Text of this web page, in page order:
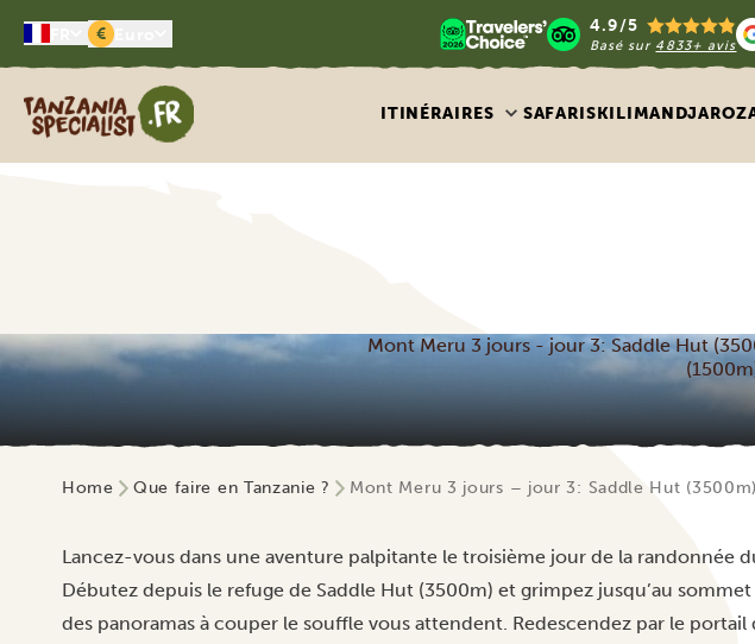
€ 4.9/5
Basé sur 4833+ avis
Tanzania Specialist
ITINÉRAIRES SAFARISKILIMANDJARO
Mont Meru 3 jours - jour 3: Saddle Hut
Home Que faire en Tanzanie ? Mont Meru 3 jours – jour 3: Saddle Hut
Lancez-vous dans une aventure palpitante le troisième jour de la randonnée
Débutez depuis le refuge de Saddle Hut (3500m) et grimpez jusqu’au
des panoramas à couper le souffle vous attendent. Redescendez par le portail